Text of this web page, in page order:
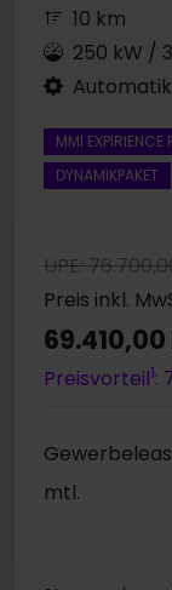
10 km
250 kW /
Automatik
MMI EXPIRIENCE
DYNAMIKPAKET
UPE:
Preis inkl.
69.410,00
Preisvorteil1:
mtl.